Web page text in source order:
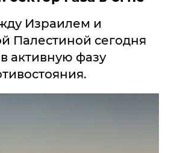
Израилем и
Палестиной сегодня
активную фазу